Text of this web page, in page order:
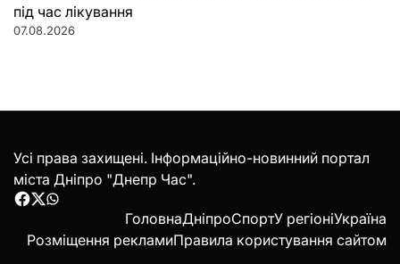
під час лікування
07.08.2026
Усі права захищені. Інформаційно-новинний портал
міста Дніпро "Днепр Час".
Facebook
Twitter
WhatsApp
ГоловнаДніпроСпортУ регіоніУкраїна
Розміщення рекламиПравила користування сайтом